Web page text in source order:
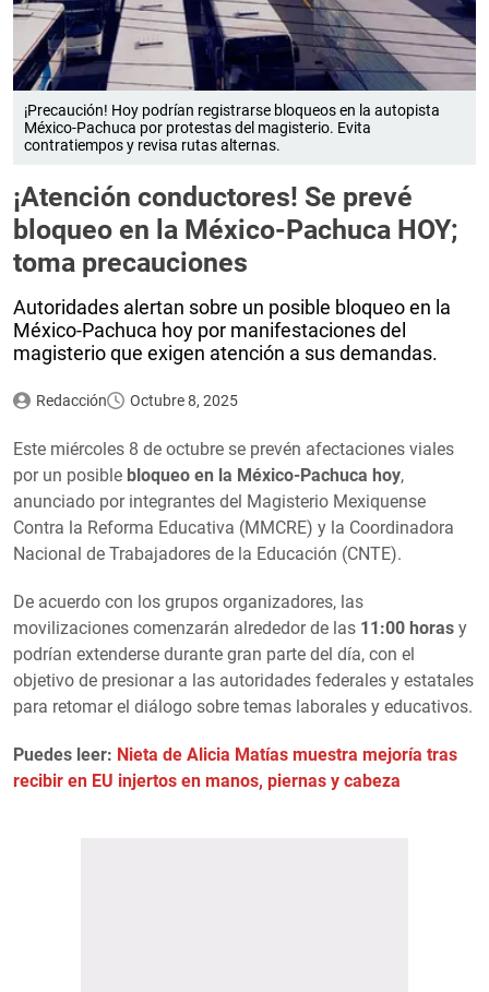
¡Precaución! Hoy podrían registrarse bloqueos en la autopista
México-Pachuca por protestas del magisterio. Evita
contratiempos y revisa rutas alternas.
¡Atención conductores! Se prevé
bloqueo en la México-Pachuca HOY;
toma precauciones
Autoridades alertan sobre un posible bloqueo en la
México-Pachuca hoy por manifestaciones del
magisterio que exigen atención a sus demandas.
Redacción Octubre 8, 2025
Este miércoles 8 de octubre se prevén afectaciones viales
por un posible bloqueo en la México-Pachuca hoy,
anunciado por integrantes del Magisterio Mexiquense
Contra la Reforma Educativa (MMCRE) y la Coordinadora
Nacional de Trabajadores de la Educación (CNTE).
De acuerdo con los grupos organizadores, las
movilizaciones comenzarán alrededor de las 11:00 horas y
podrían extenderse durante gran parte del día, con el
objetivo de presionar a las autoridades federales y estatales
para retomar el diálogo sobre temas laborales y educativos.
Puedes leer: Nieta de Alicia Matías muestra mejoría tras
recibir en EU injertos en manos, piernas y cabeza